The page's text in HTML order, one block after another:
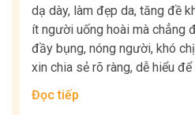
dạ dày, làm đẹp da, tăng đề
ít người uống hoài mà chẳng
đầy bụng, nóng người, khó
xin chia sẻ rõ ràng, dễ hiểu để
Đọc tiếp